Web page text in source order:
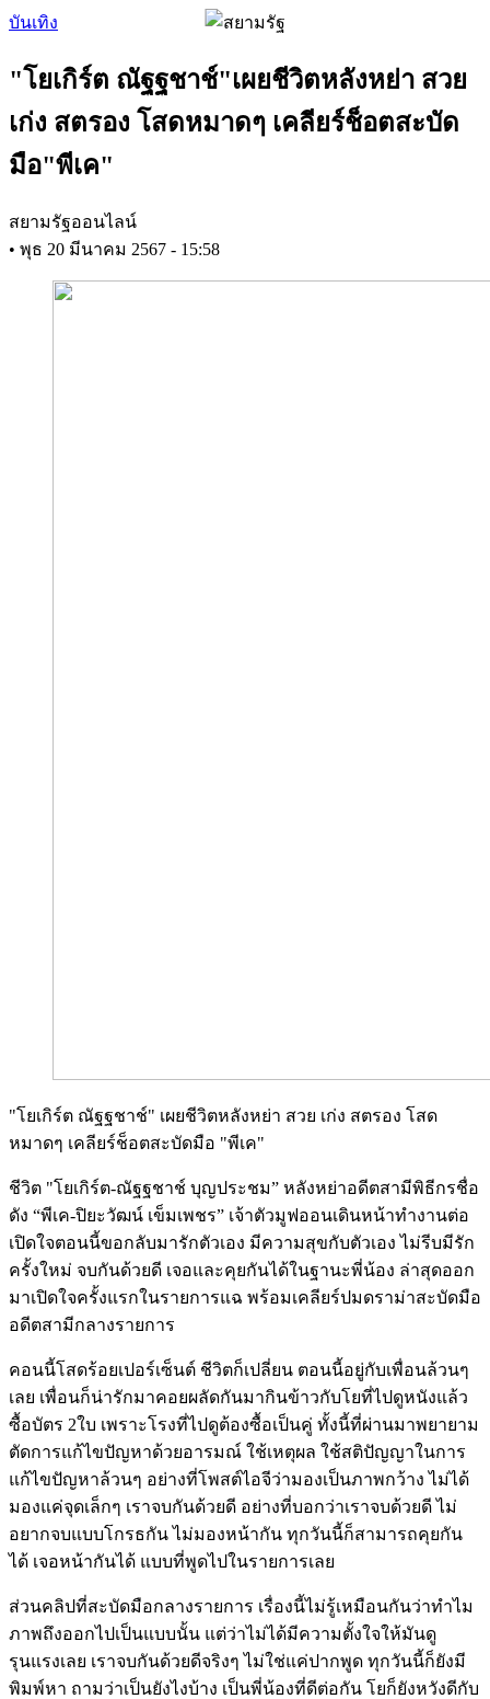
Skip
content
บันเทิง
"โยเกิร์ต ณัฐฐชาช์"เผยชีวิตหลังหย่า สวย
เก่ง สตรอง โสดหมาดๆ เคลียร์ช็อตสะบัด
มือ"พีเค"
สยามรัฐออนไลน์
• พุธ 20 มีนาคม 2567 - 15:58
"โยเกิร์ต ณัฐฐชาช์" เผยชีวิตหลังหย่า สวย เก่ง สตรอง โสด
หมาดๆ เคลียร์ช็อตสะบัดมือ "พีเค"
ชีวิต "โยเกิร์ต-ณัฐฐชาช์ บุญประชม” หลังหย่าอดีตสามีพิธีกรชื่อ
ดัง “พีเค-ปิยะวัฒน์ เข็มเพชร” เจ้าตัวมูฟออนเดินหน้าทำงานต่อ
เปิดใจตอนนี้ขอกลับมารักตัวเอง มีความสุขกับตัวเอง ไม่รีบมีรัก
ครั้งใหม่ จบกันด้วยดี เจอและคุยกันได้ในฐานะพี่น้อง ล่าสุดออก
มาเปิดใจครั้งแรกในรายการแฉ พร้อมเคลียร์ปมดราม่าสะบัดมือ
อดีตสามีกลางรายการ
คอนนี้โสดร้อยเปอร์เซ็นต์ ชีวิตก็เปลี่ยน ตอนนี้อยู่กับเพื่อนล้วนๆ
เลย เพื่อนก็น่ารักมาคอยผลัดกันมากินข้าวกับโยที่ไปดูหนังแล้ว
ซื้อบัตร 2ใบ เพราะโรงที่ไปดูต้องซื้อเป็นคู่ ทั้งนี้ที่ผ่านมาพยายาม
ตัดการแก้ไขปัญหาด้วยอารมณ์ ใช้เหตุผล ใช้สติปัญญาในการ
แก้ไขปัญหาล้วนๆ อย่างที่โพสต์ไอจีว่ามองเป็นภาพกว้าง ไม่ได้
มองแค่จุดเล็กๆ เราจบกันด้วยดี อย่างที่บอกว่าเราจบด้วยดี ไม่
อยากจบแบบโกรธกัน ไม่มองหน้ากัน ทุกวันนี้ก็สามารถคุยกัน
ได้ เจอหน้ากันได้ แบบที่พูดไปในรายการเลย
ส่วนคลิปที่สะบัดมือกลางรายการ เรื่องนี้ไม่รู้เหมือนกันว่าทำไม
ภาพถึงออกไปเป็นแบบนั้น แต่ว่าไม่ได้มีความตั้งใจให้มันดู
รุนแรงเลย เราจบกันด้วยดีจริงๆ ไม่ใช่แค่ปากพูด ทุกวันนี้ก็ยังมี
พิมพ์หา ถามว่าเป็นยังไงบ้าง เป็นพี่น้องที่ดีต่อกัน โยก็ยังหวังดีกับ